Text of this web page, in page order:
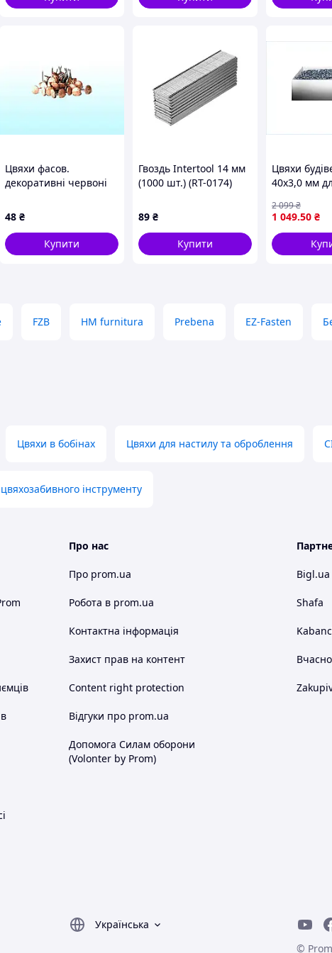
Цвяхи фасов.
декоративні червоні
48 ₴
Купити
Гвоздь Intertool 14 мм
(1000 шт.) (RT-0174)
89 ₴
Купити
Цвяхи
40х3,0 мм
в ящику 10
ЯНТОС
1 049.50 ₴
2 099₴
FZB HM furnitura Prebena EZ-Fasten
Цвяхи в бобінах Цвяхи для настилу та оброблення
інструменту
Про нас
Про prom.ua
Робота в prom.ua
Контактна інформація
Захист прав на контент
Content right protection
Відгуки про prom.ua
Допомога Силам оборони
(Volonter by Prom)
Bigl.ua
Shafa
Вчасно
Українська
©